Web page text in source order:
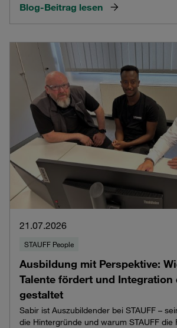
Blog-Beitrag lesen
21.07.2026
STAUFF People
Ausbildung mit Perspektive:
Talente fördert und Integration
gestaltet
Sabir ist Auszubildender bei STAUFF –
die Hintergründe und warum STAUFF die